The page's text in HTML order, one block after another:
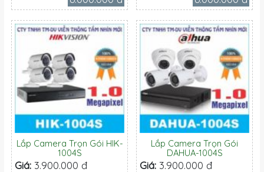
Lắp Camera Trọn Gói HIK-
1004S
Giá: 3.900.000 đ
Lắp Camera Trọn Gói
DAHUA-1004S
Giá: 3.900.000 đ